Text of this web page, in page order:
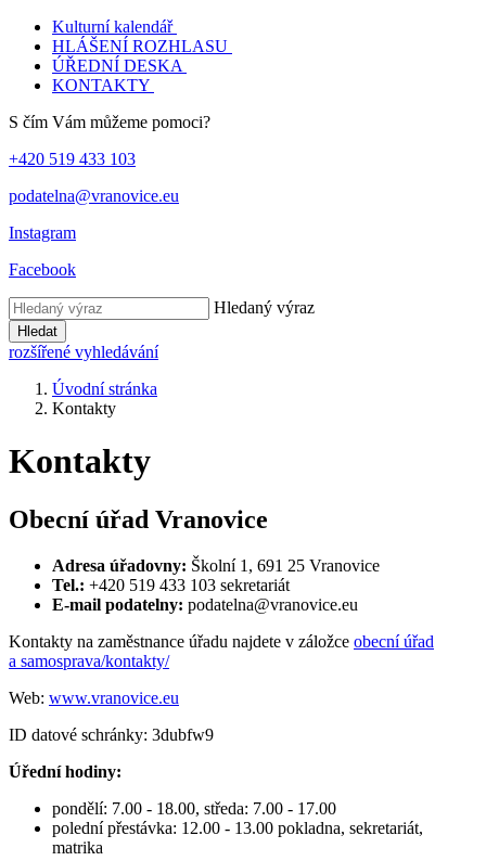
Kulturní kalendář
HLÁŠENÍ ROZHLASU
ÚŘEDNÍ DESKA
KONTAKTY
S čím Vám můžeme pomoci?
+420 519 433 103
podatelna@vranovice.eu
Instagram
Facebook
Hledaný výraz
Hledat
rozšířené vyhledávání
Úvodní stránka
Kontakty
Kontakty
Obecní úřad Vranovice
Adresa úřadovny: Školní 1, 691 25 Vranovice
Tel.: +420 519 433 103 sekretariát
E-mail podatelny: podatelna@vranovice.eu
Kontakty na zaměstnance úřadu najdete v záložce obecní úřad
a samosprava/kontakty/
Web: www.vranovice.eu
ID datové schránky: 3dubfw9
Úřední hodiny:
pondělí: 7.00 - 18.00, středa: 7.00 - 17.00
polední přestávka: 12.00 - 13.00 pokladna, sekretariát,
matrika